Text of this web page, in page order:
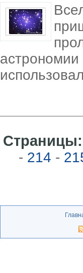
Страницы:
- 214 -